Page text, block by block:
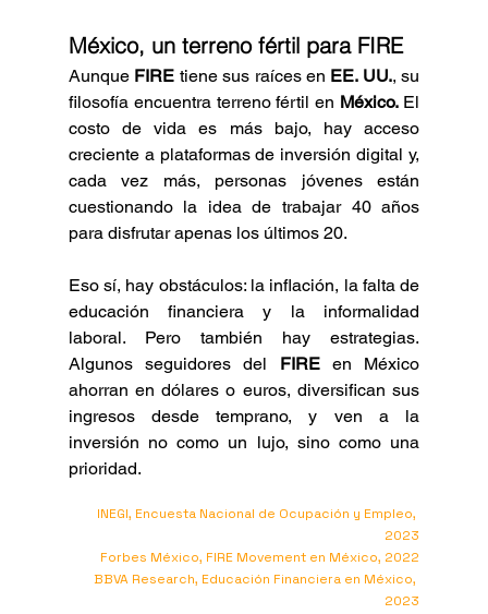
México, un terreno fértil para FIRE
Aunque FIRE tiene sus raíces en EE. UU., su
filosofía encuentra terreno fértil en México. El
costo de vida es más bajo, hay acceso
creciente a plataformas de inversión digital y,
cada vez más, personas jóvenes están
cuestionando la idea de trabajar 40 años
para disfrutar apenas los últimos 20.
Eso sí, hay obstáculos: la inflación, la falta de
educación financiera y la informalidad
laboral. Pero también hay estrategias.
Algunos seguidores del FIRE en México
ahorran en dólares o euros, diversifican sus
ingresos desde temprano, y ven a la
inversión no como un lujo, sino como una
prioridad.
INEGI, Encuesta Nacional de Ocupación y Empleo,
2023
Forbes México, FIRE Movement en México, 2022
BBVA Research, Educación Financiera en México,
2023